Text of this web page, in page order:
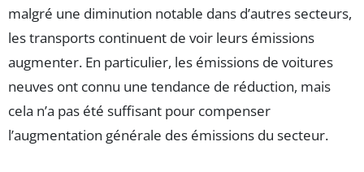
malgré une diminution notable dans d’autres secteurs,
les transports continuent de voir leurs émissions
augmenter. En particulier, les émissions de voitures
neuves ont connu une tendance de réduction, mais
cela n’a pas été suffisant pour compenser
l’augmentation générale des émissions du secteur.